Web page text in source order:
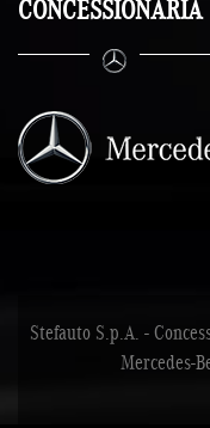
CONCESSIONARIA
Stefauto S.p.A. -
Mercedes-